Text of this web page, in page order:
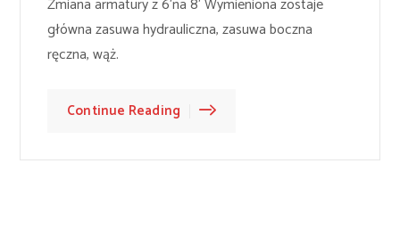
armatury z 6′na 8′ Wymieniona zostaje
zasuwa hydrauliczna, zasuwa boczna
wąż.
Reading